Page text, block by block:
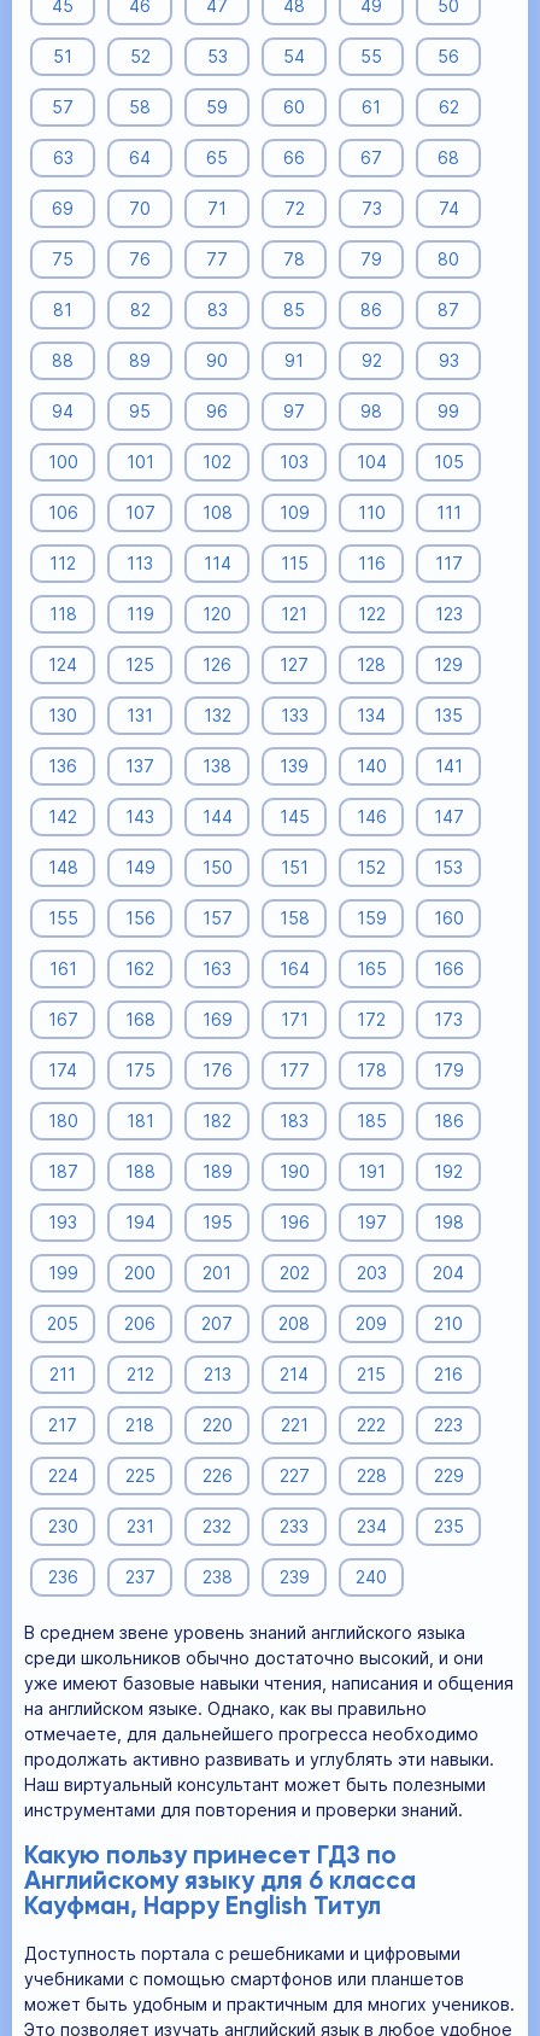
45 46 47 48 49 50
51 52 53 54 55 56
57 58 59 60 61 62
63 64 65 66 67 68
69 70 71 72 73 74
75 76 77 78 79 80
81 82 83 85 86 87
88 89 90 91 92 93
94 95 96 97 98 99
100 101 102 103 104 105
106 107 108 109 110 111
112 113 114 115 116 117
118 119 120 121 122 123
124 125 126 127 128 129
130 131 132 133 134 135
136 137 138 139 140 141
142 143 144 145 146 147
148 149 150 151 152 153
155 156 157 158 159 160
161 162 163 164 165 166
167 168 169 171 172 173
174 175 176 177 178 179
180 181 182 183 185 186
187 188 189 190 191 192
193 194 195 196 197 198
199 200 201 202 203 204
205 206 207 208 209 210
211 212 213 214 215 216
217 218 220 221 222 223
224 225 226 227 228 229
230 231 232 233 234 235
236 237 238 239 240
В среднем звене уровень знаний английского языка
среди школьников обычно достаточно высокий, и они
уже имеют базовые навыки чтения, написания и общения
на английском языке. Однако, как вы правильно
отмечаете, для дальнейшего прогресса необходимо
продолжать активно развивать и углублять эти навыки.
Наш виртуальный консультант может быть полезными
инструментами для повторения и проверки знаний.
Какую пользу принесет ГДЗ по
Английскому языку для 6 класса
Кауфман, Happy English Титул
Доступность портала с решебниками и цифровыми
учебниками с помощью смартфонов или планшетов
может быть удобным и практичным для многих учеников.
Это позволяет изучать английский язык в любое удобное